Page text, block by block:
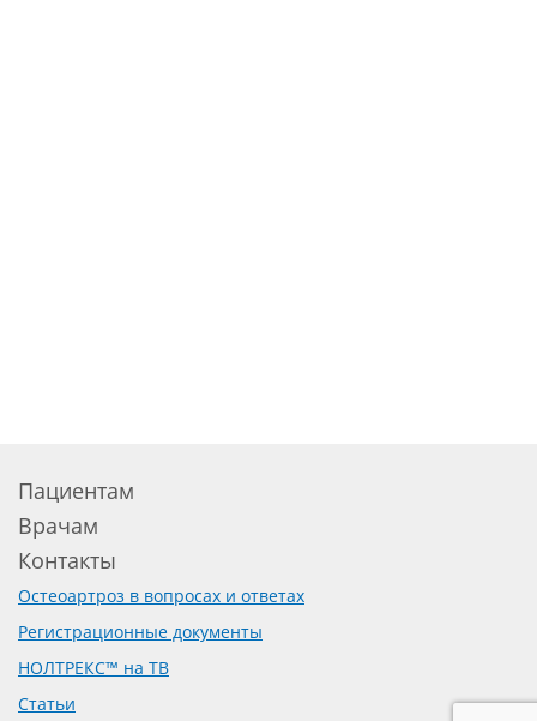
Пациентам
Врачам
Контакты
Остеоартроз в вопросах и ответах
Регистрационные документы
НОЛТРЕКС™ на ТВ
Статьи